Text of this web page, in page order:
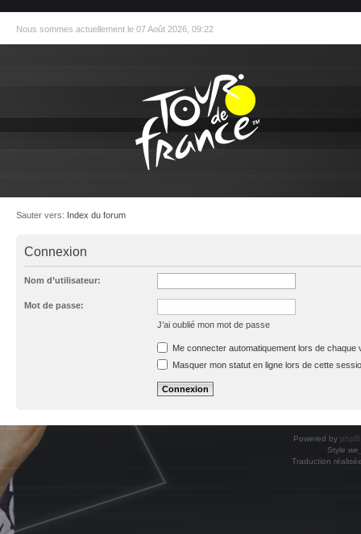
Nous sommes actuellement le 07 Août 2026, 09:22
Sauter vers: Index du forum
Connexion
Nom d’utilisateur:
Mot de passe:
J’ai oublié mon mot de passe
Me connecter automatiquement lors de chaque
Masquer mon statut en ligne lors de cette
Powered by
Style
Traduction